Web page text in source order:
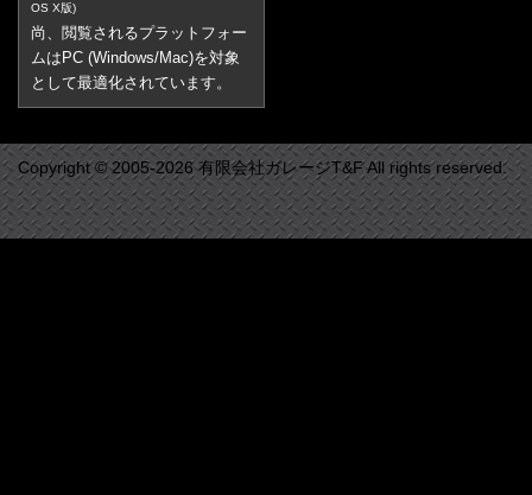
OS X版)
尚、閲覧されるプラットフォー
ムはPC (Windows/Mac)を対象
として最適化されています。
Copyright © 2005-2026 有限会社ガレージT&F All rights reserved.